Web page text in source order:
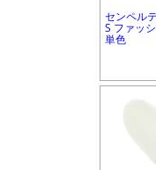
センペル
S ファッ
単色